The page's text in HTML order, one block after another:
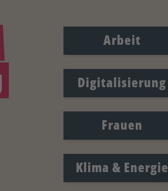
Arbeit
Digitalisierung
Frauen
Klima & Energie